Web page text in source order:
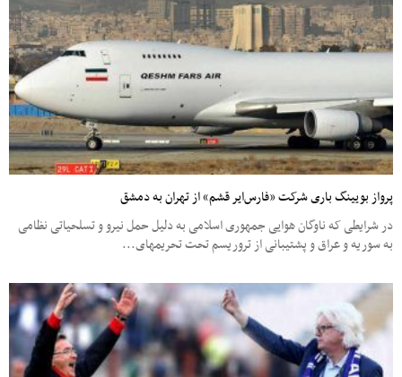
پرواز بویینگ باری شرکت «فارس‌ایر قشم» از تهران به دمشق
در شرایطی که ناوگان هوایی جمهوری اسلامی به دلیل حمل نیرو و تسلحیاتی نظامی
به سوریه و عراق و پشتیبانی از تروریسم تحت تحریم‎های...